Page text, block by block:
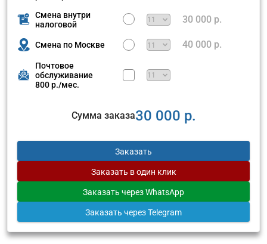
Смена внутри
налоговой
30 000 р.
Смена по Москве 40 000 р.
Почтовое
обслуживание
800 р./мес.
Сумма заказа30 000 р.
Заказать
Заказать в один клик
Заказать через WhatsApp
Заказать через Telegram